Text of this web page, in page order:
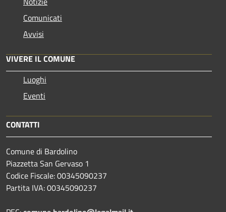
Comunicati
Avvisi
VIVERE IL COMUNE
Luoghi
Eventi
CONTATTI
Comune di Bardolino
Piazzetta San Gervaso 1
Codice Fiscale: 00345090237
Partita IVA: 00345090237